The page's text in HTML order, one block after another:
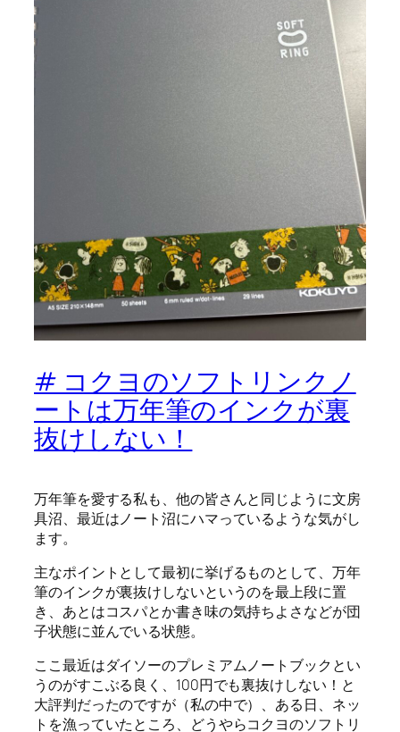
# コクヨのソフトリンクノ
ートは万年筆のインクが裏
抜けしない！
万年筆を愛する私も、他の皆さんと同じように文房
具沼、最近はノート沼にハマっているような気がし
ます。
主なポイントとして最初に挙げるものとして、万年
筆のインクが裏抜けしないというのを最上段に置
き、あとはコスパとか書き味の気持ちよさなどが団
子状態に並んでいる状態。
ここ最近はダイソーのプレミアムノートブックとい
うのがすこぶる良く、100円でも裏抜けしない！と
大評判だったのですが（私の中で）、ある日、ネッ
トを漁っていたところ、どうやらコクヨのソフトリ